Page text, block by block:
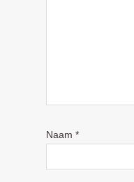
Naam *